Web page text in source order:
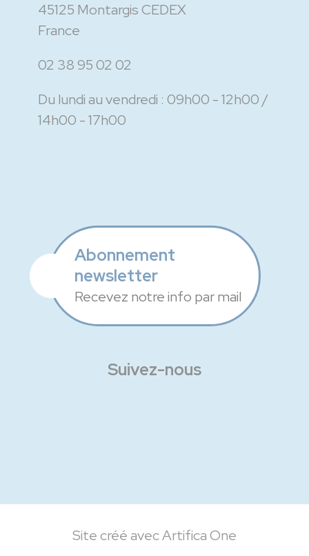
45125 Montargis CEDEX
France
02 38 95 02 02
Du lundi au vendredi : 09h00 - 12h00
14h00 - 17h00
Abonnement
newsletter
Recevez notre info par mail
Suivez-nous
Site créé avec Artifica One